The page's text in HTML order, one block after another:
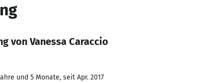
von Vanessa Caraccio
und 5 Monate, seit Apr. 2017